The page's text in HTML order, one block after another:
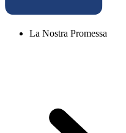
La Nostra Promessa